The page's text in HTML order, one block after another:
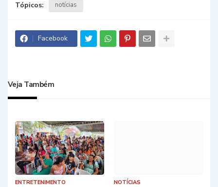
Tópicos: notícias
Facebook
Veja Também
ENTRETENIMENTO NOTÍCIAS